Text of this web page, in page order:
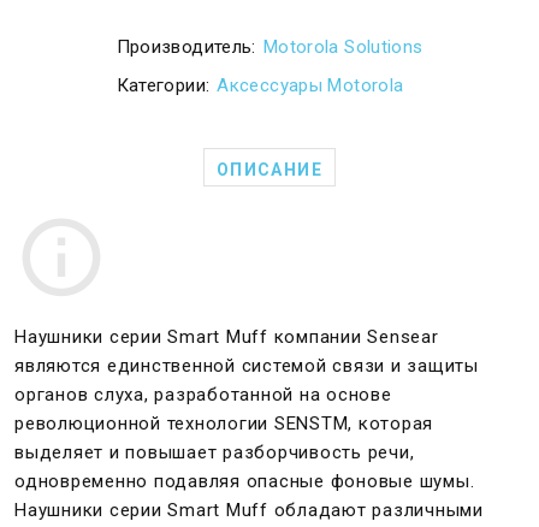
Производитель: Motorola Solutions
Категории: Аксессуары Motorola
ОПИСАНИЕ
Наушники серии Smart Muff компании Sensear
являются единственной системой связи и защиты
органов слуха, разработанной на основе
революционной технологии SENSTM, которая
выделяет и повышает разборчивость речи,
одновременно подавляя опасные фоновые шумы.
Наушники серии Smart Muff обладают различными